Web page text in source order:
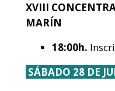
XVIII
MARÍN
18:00h.
SÁBADO 28 DE